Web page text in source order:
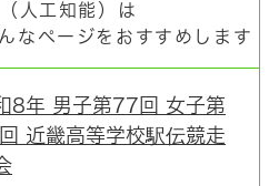
人工知能）は
なページをおすすめします
8年 男子第77回 女子第
近畿高等学校駅伝競走